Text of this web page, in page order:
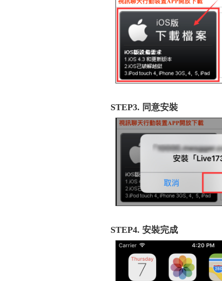
STEP3. 同意安裝
STEP4. 安裝完成